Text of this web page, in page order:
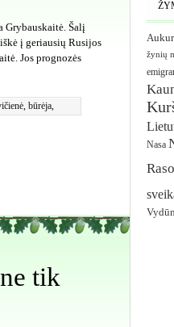
Grybauskaitė. Šalį
į geriausių Rusijos
Jos prognozės
, būrėja,
tik
žynių
Nasa